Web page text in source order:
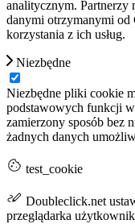
analitycznym. Partnerzy
danymi otrzymanymi od
korzystania z ich usług.
Niezbędne
Niezbędne pliki cookie
podstawowych funkcji
zamierzony sposób bez
żadnych danych
test_cookie
Doubleclick.net
przeglądarka